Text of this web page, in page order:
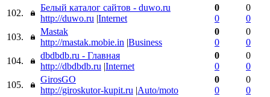
102.
Белый каталог сайтов - duwo.ru
http://duwo.ru |Internet
0
0
0
0
103.
Mastak
http://mastak.mobie.in |Business
0
0
0
0
104.
dbdbdb.ru - Главная
http://dbdbdb.ru |Internet
0
0
0
0
105.
GirosGO
http://giroskutor-kupit.ru |Auto/moto
0
0
0
0